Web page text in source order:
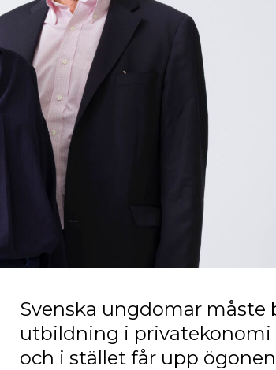
Svenska ungdomar måste
utbildning i privatekonomi
och i stället får upp